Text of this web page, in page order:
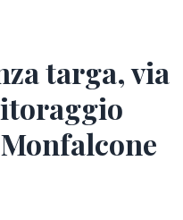
targa, via